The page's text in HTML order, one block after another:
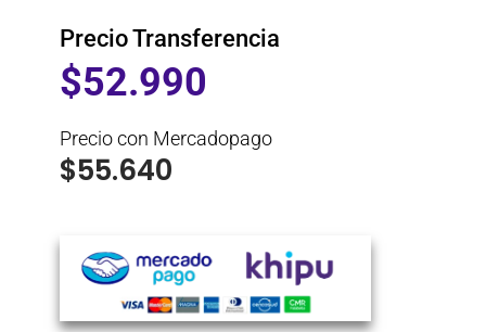
Precio Transferencia
$52.990
Precio con Mercadopago
$55.640